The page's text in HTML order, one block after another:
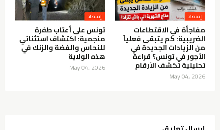
إقتصاد
مفاجأة في الاقتطاعات
الضريبية: كم يتبقى فعلياً
من الزيادات الجديدة في
الأجور في تونس؟ قراءة
تحليلية تكشف الأرقام
May 04, 2026
إقتصاد
تونس على أعتاب طفرة
منجمية: اكتشاف استثنائي
للنحاس والفضة والزنك في
هذه الولاية
May 04, 2026